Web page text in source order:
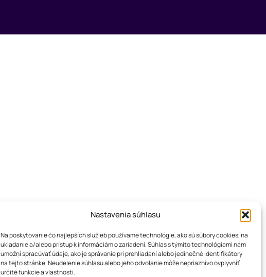
Nastavenia súhlasu
Na poskytovanie čo najlepších služieb používame technológie, ako sú súbory cookies, na
ukladanie a/alebo prístup k informáciám o zariadení. Súhlas s týmito technológiami nám
umožní spracúvať údaje, ako je správanie pri prehliadaní alebo jedinečné identifikátory
na tejto stránke. Neudelenie súhlasu alebo jeho odvolanie môže nepriaznivo ovplyvniť
určité funkcie a vlastnosti.